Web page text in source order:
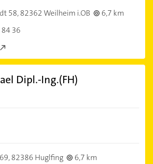
58,82362 Weilheim i.OB
6,7 km
36
Dipl.-Ing.(FH)
82386 Huglfing
6,7 km